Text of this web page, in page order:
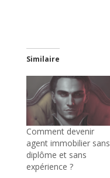
Similaire
Comment devenir
agent immobilier sans
diplôme et sans
expérience ?